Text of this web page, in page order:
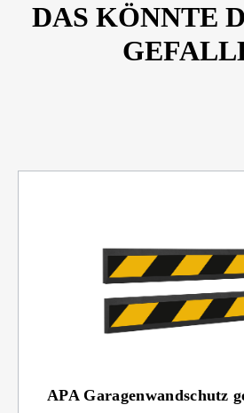
DAS KÖNNTE
APA Garagenwandschutz